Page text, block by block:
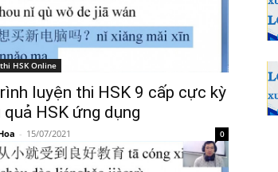
HSK Online
luyện thi HSK 9 cấp cực kỳ
quả HSK ứng dụng
- 15/07/2021 0